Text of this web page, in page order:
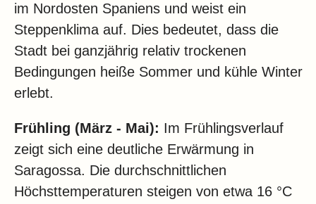
im Nordosten Spaniens und weist ein
Steppenklima auf. Dies bedeutet, dass die
Stadt bei ganzjährig relativ trockenen
Bedingungen heiße Sommer und kühle Winter
erlebt.
Frühling (März - Mai): Im Frühlingsverlauf
zeigt sich eine deutliche Erwärmung in
Saragossa. Die durchschnittlichen
Höchsttemperaturen steigen von etwa 16 °C